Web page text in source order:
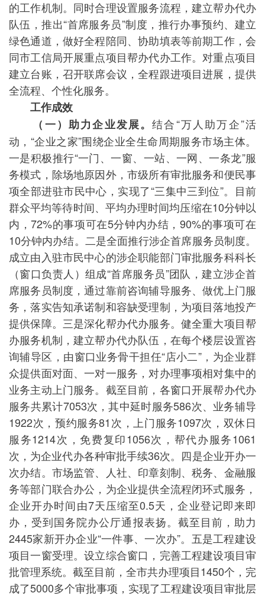
的工作机制。同时合理设置服务流程，建立帮办代办
队伍，推出“首席服务员”制度，推行办事预约、建立
绿色通道，做好全程陪同、协助填表等前期工作，会
同市工信局开展重点项目帮办代办工作。对重点项目
建立台账，召开联席会议，全程跟进项目进展，提供
全流程、个性化服务。
工作成效
（一）助力企业发展。结合“万人助万企”活
动，“企业之家”围绕企业全生命周期服务市场主体。
一是积极推行“一门、一窗、一站、一网、一条龙”服
务模式，除场地原因外，市级所有审批服务和便民事
项全部进驻市民中心，实现了“三集中三到位”。目前
群众平均等待时间、平均办理时间均压缩在10分钟以
内，72%的事项可在5分钟内办结，90%的事项可在
10分钟内办结。二是全面推行涉企首席服务员制度。
成立由入驻市民中心的涉企职能部门审批服务科科长
（窗口负责人）组成“首席服务员”团队，建立涉企首
席服务员制度，通过靠前咨询辅导服务、做优上门服
务，落实告知承诺制和容缺受理制，为项目落地投产
提供保障。三是深化帮办代办服务。健全重大项目帮
办服务机制，建立帮办代办队伍，在每个楼层设置咨
询辅导区，由窗口业务骨干担任“店小二”，为企业群
众提供面对面、一对一服务，对办理事项相对集中的
业务主动上门服务。截至目前，各窗口开展帮办代办
服务共累计7053次，其中延时服务586次、业务辅导
1922次，预约服务81次，上门服务1097次，双休日
服务1214次，免费复印1056次，帮代办服务1061
次，为企业代办各种审批手续36次。四是企业开办一
次办结。市场监管、人社、印章刻制、税务、金融服
务等部门联合办公，为企业提供全流程闭环式服务，
企业开办时间由7天压缩至0.5天，企业登记即来即
办，受到国务院办公厅通报表扬。截至目前，助力
2445家新开办企业“一件事、一次办”。五是工程建设
项目一窗受理。设立综合窗口，完善工程建设项目审
批管理系统。截至目前，全市共办理项目1450个，完
成了5000多个审批事项，实现了工程建设项目审批层